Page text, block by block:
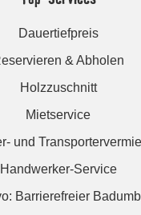
Dauertiefpreis
& Abholen
Holzzuschnitt
Mietservice
und
Handwerker-Service
Barrierefreier